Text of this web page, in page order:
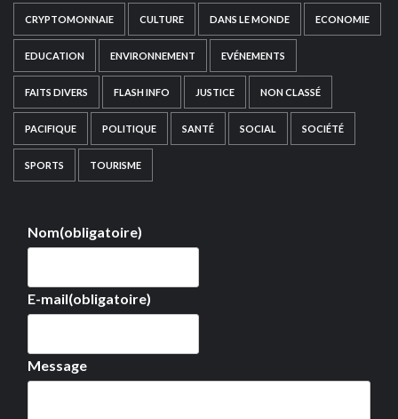
CRYPTOMONNAIE CULTURE DANS LE MONDE ECONOMIE
EDUCATION ENVIRONNEMENT EVÉNEMENTS
FAITS DIVERS FLASH INFO JUSTICE NON CLASSÉ
PACIFIQUE POLITIQUE SANTÉ SOCIAL SOCIÉTÉ
SPORTS TOURISME
Nom(obligatoire)
E-mail(obligatoire)
Message